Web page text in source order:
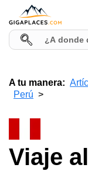
A tu manera:
Perú
Viaje